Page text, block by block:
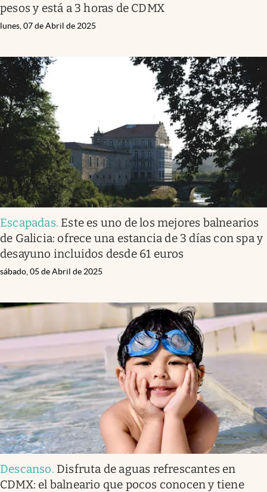
pesos y está a 3 horas de CDMX
lunes, 07 de Abril de 2025
Escapadas. Este es uno de los mejores balnearios
de Galicia: ofrece una estancia de 3 días con spa y
desayuno incluidos desde 61 euros
sábado, 05 de Abril de 2025
Descanso. Disfruta de aguas refrescantes en
CDMX: el balneario que pocos conocen y tiene